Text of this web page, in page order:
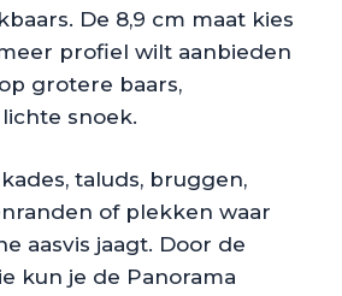
De 8,9 cm maat kies
profiel wilt aanbieden
grotere baars,
snoek.
taluds, bruggen,
of plekken waar
aasvis jaagt. Door de
kun je de Panorama